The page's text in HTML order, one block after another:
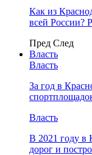
Как из
всей России?
Пред След
Власть
Власть
За год в
Власть
В 2021 году в
дорог и